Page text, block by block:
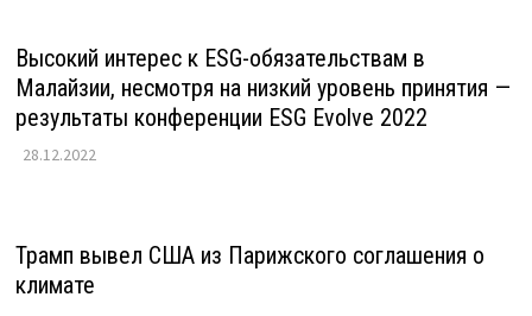
Высокий интерес к ESG-обязательствам в
Малайзии, несмотря на низкий уровень принятия —
результаты конференции ESG Evolve 2022
28.12.2022
Трамп вывел США из Парижского соглашения о
климате